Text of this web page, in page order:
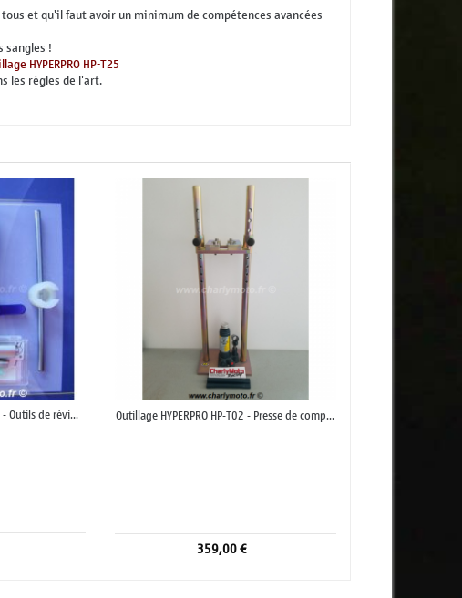
et qu'il faut avoir un minimum de compétences avancées
!
HYPERPRO HP-T25
les règles de l'art.
- Outils de révi... Outillage HYPERPRO HP-T02 - Presse de comp...
359,00 €